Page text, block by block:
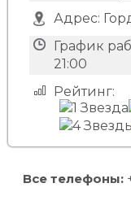
Адрес:
График
21:00
Рейтинг:
Все телефоны: